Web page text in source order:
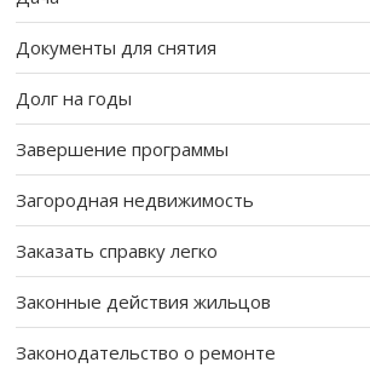
Документы для снятия
Долг на годы
Завершение программы
Загородная недвижимость
Заказать справку легко
Законные действия жильцов
Законодательство о ремонте